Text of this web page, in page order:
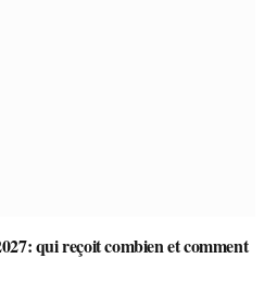
qui reçoit combien et comment